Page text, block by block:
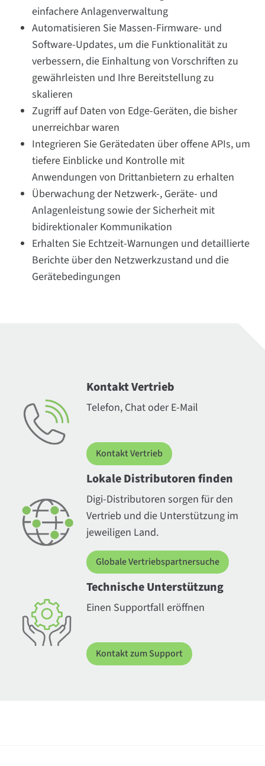
einfachere Anlagenverwaltung
Automatisieren Sie Massen-Firmware- und
Software-Updates, um die Funktionalität zu
verbessern, die Einhaltung von Vorschriften zu
gewährleisten und Ihre Bereitstellung zu
skalieren
Zugriff auf Daten von Edge-Geräten, die bisher
unerreichbar waren
Integrieren Sie Gerätedaten über offene APIs, um
tiefere Einblicke und Kontrolle mit
Anwendungen von Drittanbietern zu erhalten
Überwachung der Netzwerk-, Geräte- und
Anlagenleistung sowie der Sicherheit mit
bidirektionaler Kommunikation
Erhalten Sie Echtzeit-Warnungen und detaillierte
Berichte über den Netzwerkzustand und die
Gerätebedingungen
Kontakt Vertrieb
Telefon, Chat oder E-Mail
Kontakt Vertrieb
Lokale Distributoren finden
Digi-Distributoren sorgen für den
Vertrieb und die Unterstützung im
jeweiligen Land.
Globale Vertriebspartnersuche
Technische Unterstützung
Einen Supportfall eröffnen
Kontakt zum Support